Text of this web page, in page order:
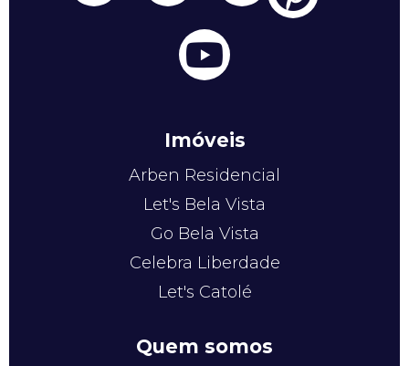
Imóveis
Arben Residencial
Let's Bela Vista
Go Bela Vista
Celebra Liberdade
Let's Catolé
Quem somos